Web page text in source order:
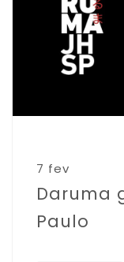
7 fev
Daruma
Paulo